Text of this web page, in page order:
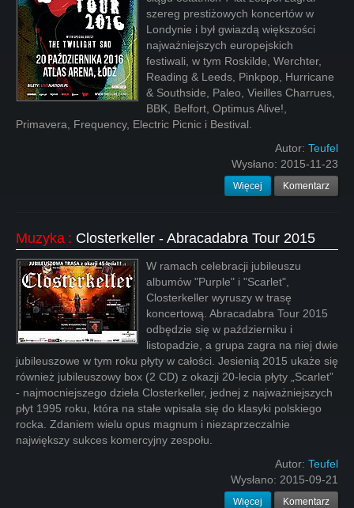
szereg prestiżowych koncertów w
Londynie i był gwiazdą większości
najważniejszych europejskich
festiwali, w tym Roskilde, Werchter,
Reading & Leeds, Pinkpop, Hurricane
& Southside, Paleo, Vieilles Charrues,
BBK, Belfort, Optimus Alive!,
Primavera, Frequency, Electric Picnic i Bestival.
Autor: Teufel
Wysłano: 2015-11-23
Więcej Komentarz
Muzyka : Closterkeller - Abracadabra Tour 2015
W ramach celebracji jubileuszu
albumów "Purple" i "Scarlet",
Closterkeller wyruszy w trasę
koncertową. Abracadabra Tour 2015
odbędzie się w październiku i
listopadzie, a grupa zagra na niej dwie
jubileuszowe w tym roku płyty w całości. Jesienią 2015 ukaże się
również jubileuszowy box (2 CD) z okazji 20-lecia płyty „Scarlet”
- najmocniejszego dzieła Closterkeller, jednej z najważniejszych
płyt 1995 roku, która na stałe wpisała się do klasyki polskiego
rocka. Zdaniem wielu opus magnum i niezaprzeczalnie
największy sukces komercyjny zespołu.
Autor: Teufel
Wysłano: 2015-09-21
Więcej Komentarz